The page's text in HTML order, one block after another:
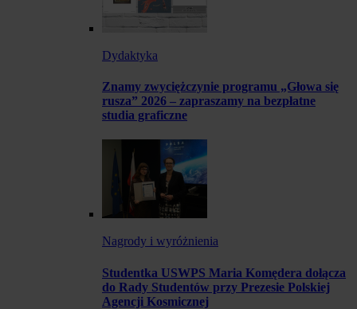
Dydaktyka
Znamy zwyciężczynie programu „Głowa się
rusza” 2026 – zapraszamy na bezpłatne
studia graficzne
Nagrody i wyróżnienia
Studentka USWPS Maria Komędera dołącza
do Rady Studentów przy Prezesie Polskiej
Agencji Kosmicznej